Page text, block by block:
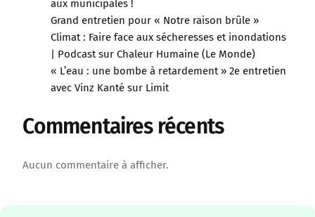
aux municipales !
Grand entretien pour « Notre raison brûle »
Climat : Faire face aux sécheresses et inondations
| Podcast sur Chaleur Humaine (Le Monde)
« L’eau : une bombe à retardement » 2e entretien
avec Vinz Kanté sur Limit
Commentaires récents
Aucun commentaire à afficher.